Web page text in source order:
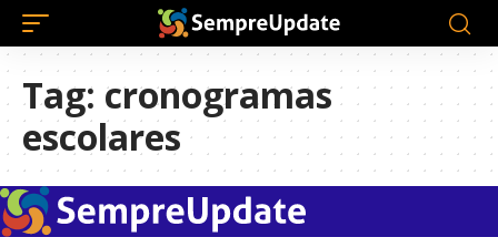
Tag: cronogramas
escolares